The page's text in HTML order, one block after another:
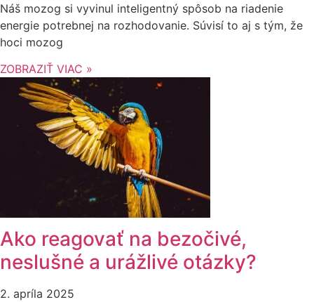
Náš mozog si vyvinul inteligentný spôsob na riadenie
energie potrebnej na rozhodovanie. Súvisí to aj s tým, že
hoci mozog
ZOBRAZIŤ VIAC »
Ako reagovať na bezočivé,
neslušné a urážlivé otázky?
2. apríla 2025